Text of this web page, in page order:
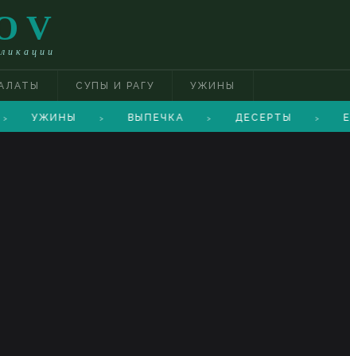
СУПЫ И РАГУ УЖИНЫ
> УЖИНЫ > ВЫПЕЧКА > ДЕСЕРТЫ >